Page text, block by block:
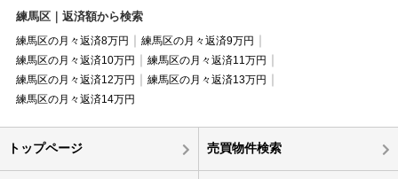
練馬区｜返済額から検索
練馬区の月々返済8万円
練馬区の月々返済9万円
練馬区の月々返済10万円
練馬区の月々返済11万円
練馬区の月々返済12万円
練馬区の月々返済13万円
練馬区の月々返済14万円
トップページ 売買物件検索